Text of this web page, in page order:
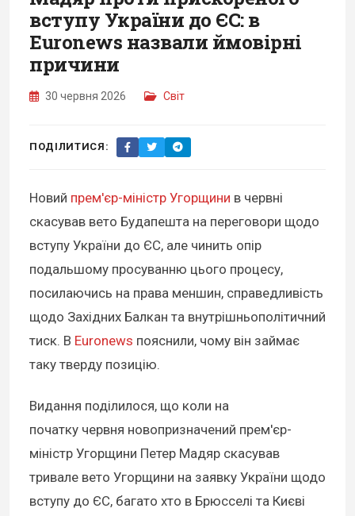
вступу України до ЄС: в
Euronews назвали ймовірні
причини
30 червня 2026 Світ
ПОДІЛИТИСЯ:
Новий прем'єр-міністр Угорщини в червні
скасував вето Будапешта на переговори щодо
вступу України до ЄС, але чинить опір
подальшому просуванню цього процесу,
посилаючись на права меншин, справедливість
щодо Західних Балкан та внутрішньополітичний
тиск. В Euronews пояснили, чому він займає
таку тверду позицію.
Видання поділилося, що коли на
початку червня новопризначений прем'єр-
міністр Угорщини Петер Мадяр скасував
тривале вето Угорщини на заявку України щодо
вступу до ЄС, багато хто в Брюсселі та Києві